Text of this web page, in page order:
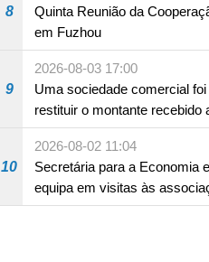
8
Quinta Reunião da
em Fuzhou
9
2026-08-03 17:00
Uma sociedade comercial
restituir o montante recebido
pecuniário para combater a
por não ter sido provado que
requisitos para a sua
10
2026-08-02 11:04
Secretária para a Economia
equipa em visitas às
consolidar consensos e